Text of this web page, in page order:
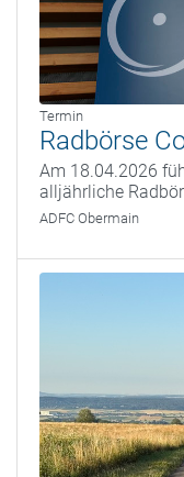
Termin
Radbörse
Am 18.04.2026
alljährliche
ADFC Obermain